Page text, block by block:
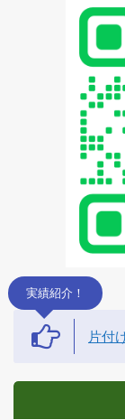
実績紹介！
片付